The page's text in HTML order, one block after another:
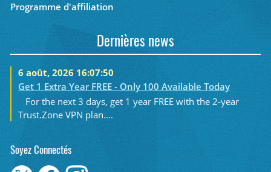
Programme d'affiliation
Dernières news
6 août, 2026 16:07:50
Get 1 Extra Year FREE - Only 100 Available Today
For the next 3 days, get 1 year FREE with the 2-year
Trust.Zone VPN plan....
Soyez Connectés